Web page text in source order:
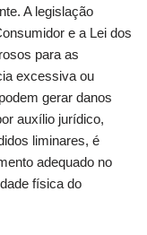
A legislação
e a Lei dos
para as
excessiva ou
gerar danos
auxílio jurídico,
liminares, é
adequado no
física do